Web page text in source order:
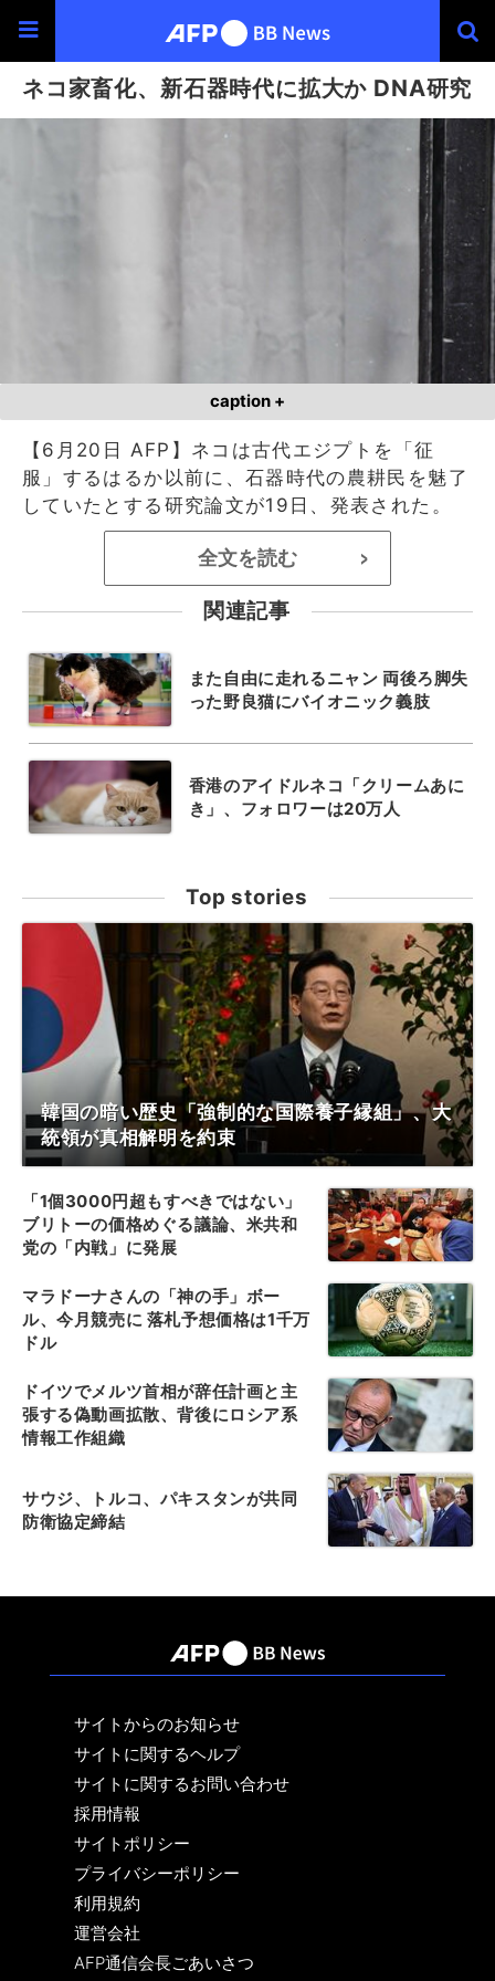
ネコ家畜化、新石器時代に拡大か DNA研究
caption +
【6月20日 AFP】ネコは古代エジプトを「征
服」するはるか以前に、石器時代の農耕民を魅了
していたとする研究論文が19日、発表された。
全文を読む >
関連記事
また自由に走れるニャン 両後ろ脚失
った野良猫にバイオニック義肢
香港のアイドルネコ「クリームあに
き」、フォロワーは20万人
Top stories
韓国の暗い歴史「強制的な国際養子縁組」、大
統領が真相解明を約束
「1個3000円超もすべきではない」
ブリトーの価格めぐる議論、米共和
党の「内戦」に発展
マラドーナさんの「神の手」ボー
ル、今月競売に 落札予想価格は1千万
ドル
ドイツでメルツ首相が辞任計画と主
張する偽動画拡散、背後にロシア系
情報工作組織
サウジ、トルコ、パキスタンが共同
防衛協定締結
サイトからのお知らせ
サイトに関するヘルプ
サイトに関するお問い合わせ
採用情報
サイトポリシー
プライバシーポリシー
利用規約
運営会社
AFP通信会長ごあいさつ